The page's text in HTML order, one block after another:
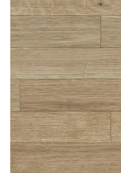
Wymiary
11/4mm lub 13/6
Klasa parkietów
Natur,Avantgard